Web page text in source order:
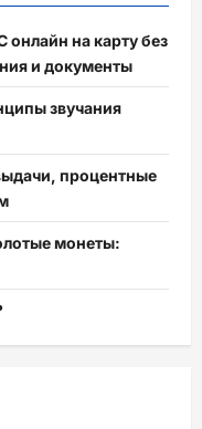
на карту без
и документы
звучания
процентные
монеты: